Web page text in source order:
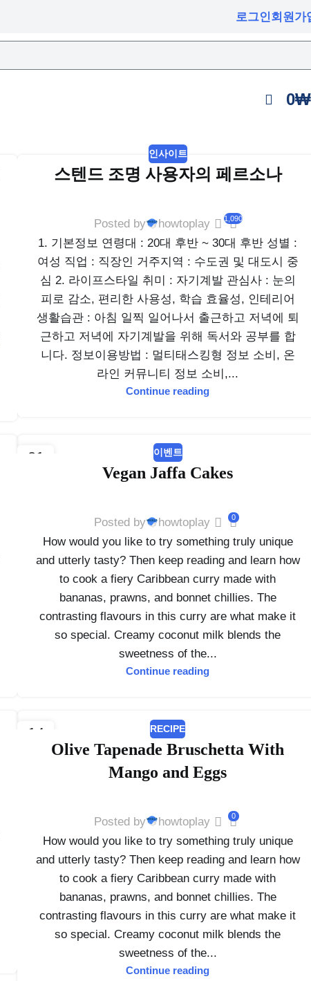
로그인회원가
0₩
인사이트
스텐드 조명 사용자의 페르소나
Posted by howtoplay 1,090
1. 기본정보 연령대 : 20대 후반 ~ 30대 후반 성별 :
여성 직업 : 직장인 거주지역 : 수도권 및 대도시 중
심 2. 라이프스타일 취미 : 자기계발 관심사 : 눈의
피로 감소, 편리한 사용성, 학습 효율성, 인테리어
생활습관 : 아침 일찍 일어나서 출근하고 저녁에 퇴
근하고 저녁에 자기계발을 위해 독서와 공부를 합
니다. 정보이용방법 : 멀티태스킹형 정보 소비, 온
라인 커뮤니티 정보 소비,...
Continue reading
01 이벤트
Vegan Jaffa Cakes
Posted by howtoplay 0
How would you like to try something truly unique
and utterly tasty? Then keep reading and learn how
to cook a fiery Caribbean curry made with
bananas, prawns, and bonnet chillies. The
contrasting flavours in this curry are what make it
so special. Creamy coconut milk blends the
sweetness of the...
Continue reading
14 RECIPE
Olive Tapenade Bruschetta With
Mango and Eggs
Posted by howtoplay 0
How would you like to try something truly unique
and utterly tasty? Then keep reading and learn how
to cook a fiery Caribbean curry made with
bananas, prawns, and bonnet chillies. The
contrasting flavours in this curry are what make it
so special. Creamy coconut milk blends the
sweetness of the...
Continue reading